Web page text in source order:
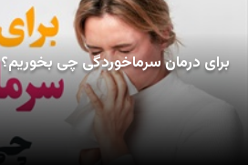
برای درمان سرماخوردگی چی بخوریم؟